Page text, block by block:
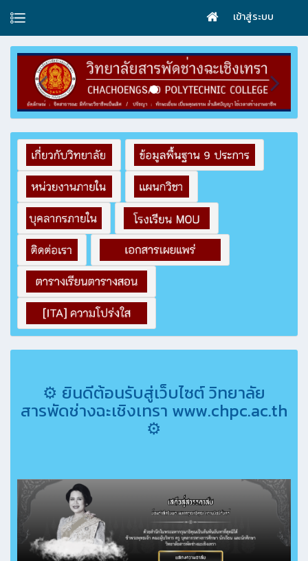
เข้าสู่ระบบ
⚙ ยินดีต้อนรับสู่เว็บไซต์ วิทยาลัย
สารพัดช่างฉะเชิงเทรา www.chpc.ac.th
⚙